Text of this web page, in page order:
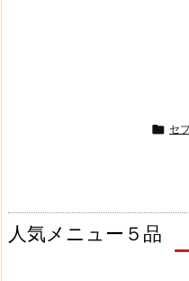
 セ
人気メニュー５品